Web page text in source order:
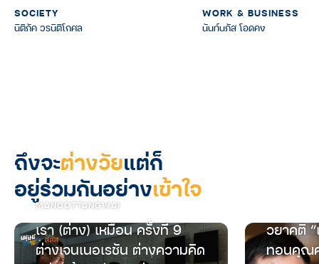
SOCIETY
นิติภัค วรนิติโกศล
WORK & BUSINESS
นันท์นภัส โอดคง
ถึงจะต่างวัยแต่ก็
อยู่ร่วมกันอย่างเข้าใจ
MANOOTTANGWAI
เรา (ต่าง) เหมือน ครั้งที่ 9
ต่างเจนเนอเรชัน ต่างความคิด
วยาคติ
ทอนคุณ